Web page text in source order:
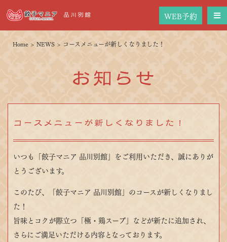
品川別館 WEB予約
Home > NEWS > コースメニューが新しくなりました！
お知らせ
コースメニューが新しくなりました！
いつも「餃子マニア 品川別館」をご利用いただき、誠にありが
とうございます。
このたび、「餃子マニア 品川別館」のコースが新しくなりまし
た！
旨味とコクが際立つ「極・鶏スープ」などが新たに追加され、
さらにご満足いただける内容となっております。